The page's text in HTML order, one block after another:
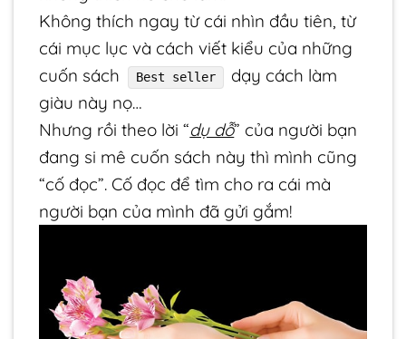
Không thích ngay từ cái nhìn đầu tiên, từ
cái mục lục và cách viết kiểu của những
cuốn sách
Best seller
dạy cách làm
giàu này nọ…
Nhưng rồi theo lời “dụ dỗ” của người bạn
đang si mê cuốn sách này thì mình cũng
“cố đọc”. Cố đọc để tìm cho ra cái mà
người bạn của mình đã gửi gắm!